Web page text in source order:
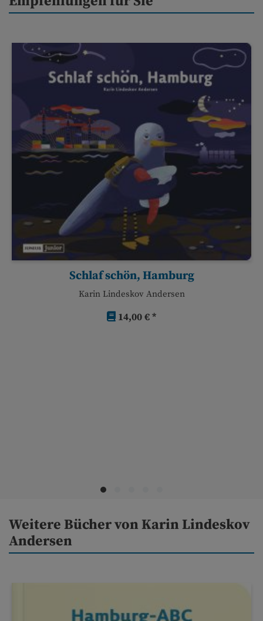
Schlaf schön, Hamburg
Karin Lindeskov Andersen
14,00 € *
Weitere Bücher von Karin Lindeskov
Andersen